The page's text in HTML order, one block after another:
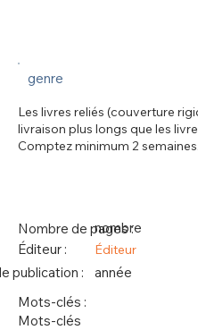
Nombre de pages :
Éditeur :
publication :
nombre
Éditeur
année
Mots-clés :
Mots-clés
genre
Les livres reliés (couverture
livraison plus longs que les
Comptez minimum 2 semaines.